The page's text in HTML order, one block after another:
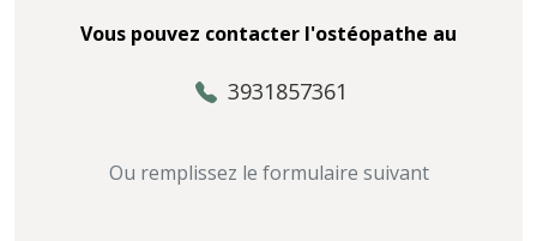
Vous pouvez contacter l'ostéopathe au
3931857361
Ou remplissez le formulaire suivant